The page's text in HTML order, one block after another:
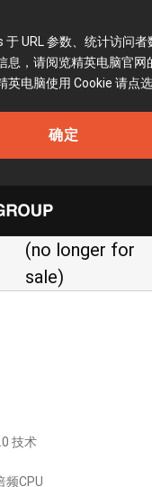
于 URL 参数、统计访问
息，请阅览精英电脑官网
英电脑使用 Cookie 请点选
确定
(no longer for
sale)
技术
频CPU